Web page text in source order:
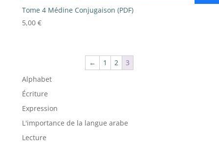
Tome 4 Médine Conjugaison (PDF)
5,00 €
← 1 2
3
Alphabet
Écriture
Expression
L'importance de la langue arabe
Lecture